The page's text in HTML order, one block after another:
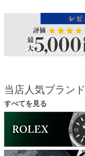
当店人気ブランド
すべてを見る